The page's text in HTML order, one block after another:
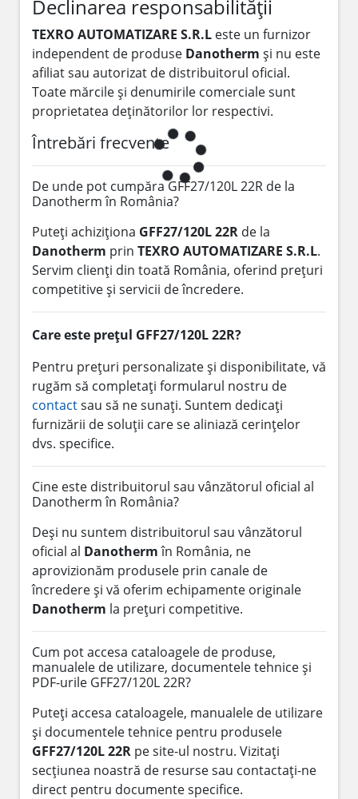
Declinarea responsabilității
TEXRO AUTOMATIZARE S.R.L este un furnizor
independent de produse Danotherm și nu este
afiliat sau autorizat de distribuitorul oficial.
Toate mărcile și denumirile comerciale sunt
proprietatea deținătorilor lor respectivi.
Întrebări frecvente
De unde pot cumpăra GFF27/120L 22R de la
Danotherm în România?
Puteți achiziționa GFF27/120L 22R de la
Danotherm prin TEXRO AUTOMATIZARE S.R.L.
Servim clienți din toată România, oferind prețuri
competitive și servicii de încredere.
Care este prețul GFF27/120L 22R?
Pentru prețuri personalizate și disponibilitate, vă
rugăm să completați formularul nostru de
contactsau să ne sunați. Suntem dedicați
furnizării de soluții care se aliniază cerințelor
dvs. specifice.
Cine este distribuitorul sau vânzătorul oficial al
Danotherm în România?
Deși nu suntem distribuitorul sau vânzătorul
oficial al Danothermîn România, ne
aprovizionăm produsele prin canale de
încredere și vă oferim echipamente originale
Danotherm la prețuri competitive.
Cum pot accesa cataloagele de produse,
manualele de utilizare, documentele tehnice și
PDF-urile GFF27/120L 22R?
Puteți accesa cataloagele, manualele de utilizare
și documentele tehnice pentru produsele
GFF27/120L 22R pe site-ul nostru. Vizitați
secțiunea noastră de resurse sau contactați-ne
direct pentru documente specifice.